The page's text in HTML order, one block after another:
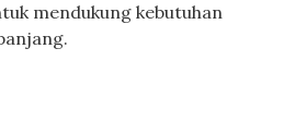
mendukung kebutuhan